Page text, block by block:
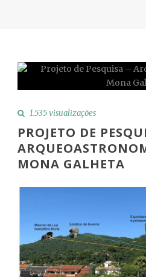
1.535 visualizações
PROJETO DE
MONA GALHETA